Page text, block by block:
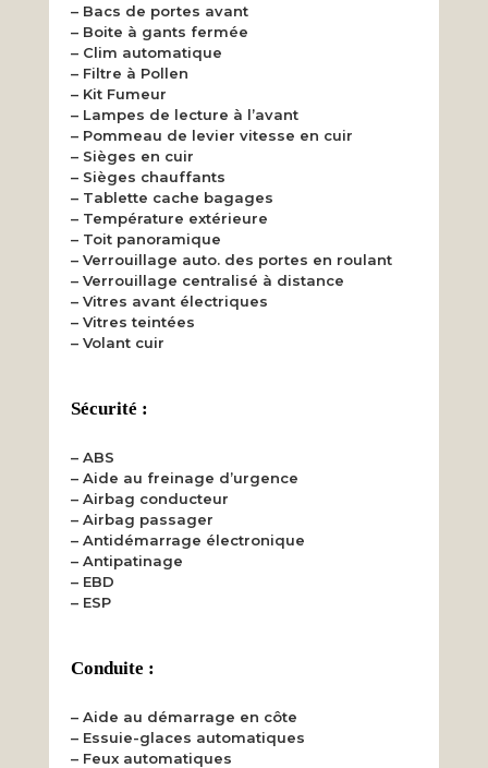
– Bacs de portes avant
– Boite à gants fermée
– Clim automatique
– Filtre à Pollen
– Kit Fumeur
– Lampes de lecture à l’avant
– Pommeau de levier vitesse en cuir
– Sièges en cuir
– Sièges chauffants
– Tablette cache bagages
– Température extérieure
– Toit panoramique
– Verrouillage auto. des portes en roulant
– Verrouillage centralisé à distance
– Vitres avant électriques
– Vitres teintées
– Volant cuir
Sécurité :
– ABS
– Aide au freinage d’urgence
– Airbag conducteur
– Airbag passager
– Antidémarrage électronique
– Antipatinage
– EBD
– ESP
Conduite :
– Aide au démarrage en côte
– Essuie-glaces automatiques
– Feux automatiques